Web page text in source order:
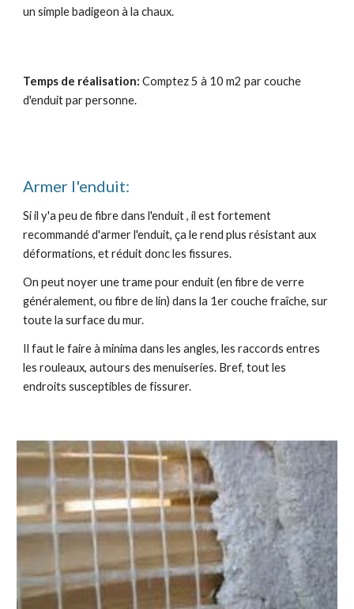
un simple badigeon à la chaux.
Temps de réalisation:Comptez 5 à 10 m2 par couche
d'enduit par personne.
Armer l'enduit:
Si il y'a peu de fibre dans l'enduit ,il est fortement
recommandé d'armerl'enduit, ça le rend plus résistant aux
déformations, et réduit donc les fissures.
On peutnoyer une trame pour enduit (en fibre de verre
généralement, ou fibre de lin) dans la 1er couche fraîche, sur
toute la surface du mur.
Il faut le faire à minima dans les angles, les raccords entres
les rouleaux, autours des menuiseries. Bref, tout les
endroits susceptibles de fissurer.